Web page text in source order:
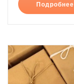
Подробнее